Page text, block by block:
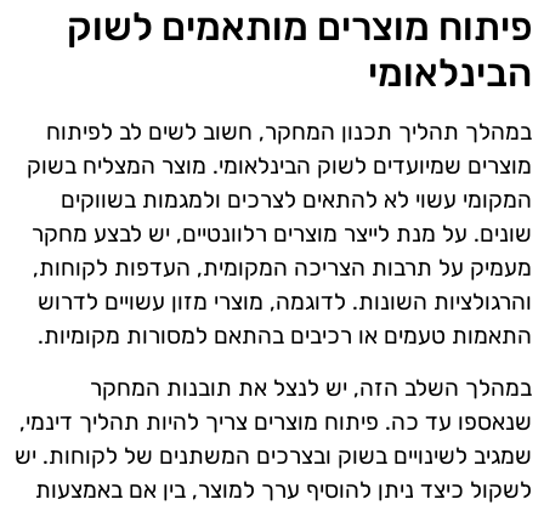
פיתוח מוצרים מותאמים לשוק
הבינלאומי
במהלך תהליך תכנון המחקר, חשוב לשים לב לפיתוח
מוצרים שמיועדים לשוק הבינלאומי. מוצר המצליח בשוק
המקומי עשוי לא להתאים לצרכים ולמגמות בשווקים
שונים. על מנת לייצר מוצרים רלוונטיים, יש לבצע מחקר
מעמיק על תרבות הצריכה המקומית, העדפות לקוחות,
והרגולציות השונות. לדוגמה, מוצרי מזון עשויים לדרוש
התאמות טעמים או רכיבים בהתאם למסורות מקומיות.
במהלך השלב הזה, יש לנצל את תובנות המחקר
שנאספו עד כה. פיתוח מוצרים צריך להיות תהליך דינמי,
שמגיב לשינויים בשוק ובצרכים המשתנים של לקוחות. יש
לשקול כיצד ניתן להוסיף ערך למוצר, בין אם באמצעות